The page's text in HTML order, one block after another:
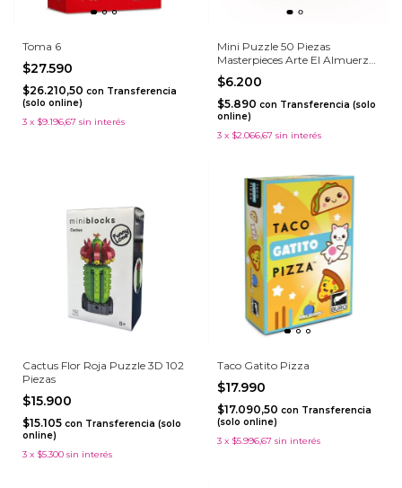
Toma 6
$27.590
$26.210,50 con Transferencia
(solo online)
3 x $9.196,67 sin interés
Mini Puzzle 50 Piezas
Masterpieces Arte El Almuerzo
De Los Remeros
$6.200
$5.890 con Transferencia (solo
online)
3 x $2.066,67 sin interés
Cactus Flor Roja Puzzle 3D 102
Piezas
$15.900
$15.105 con Transferencia (solo
online)
3 x $5.300 sin interés
Taco Gatito Pizza
$17.990
$17.090,50 con Transferencia
(solo online)
3 x $5.996,67 sin interés